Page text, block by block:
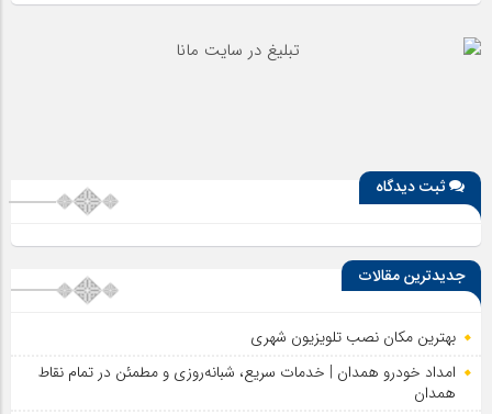
ثبت دیدگاه
جدیدترین مقالات
بهترین مکان نصب تلویزیون شهری
امداد خودرو همدان | خدمات سریع، شبانه‌روزی و مطمئن در تمام نقاط
همدان